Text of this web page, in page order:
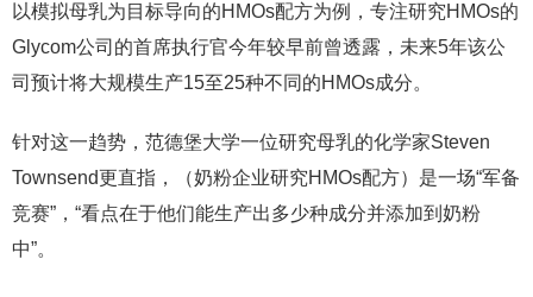
以模拟母乳为目标导向的HMOs配方为例，专注研究HMOs的
Glycom公司的首席执行官今年较早前曾透露，未来5年该公
司预计将大规模生产15至25种不同的HMOs成分。
针对这一趋势，范德堡大学一位研究母乳的化学家Steven
Townsend更直指，（奶粉企业研究HMOs配方）是一场“军备
竞赛”，“看点在于他们能生产出多少种成分并添加到奶粉
中”。